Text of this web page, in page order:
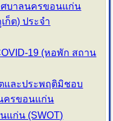
ศบาลนครขอนแก่น
ก็ต) ประจำ
19 (หอพัก สถาน
และประพฤติมิชอบ
นครขอนแก่น
แก่น (SWOT)